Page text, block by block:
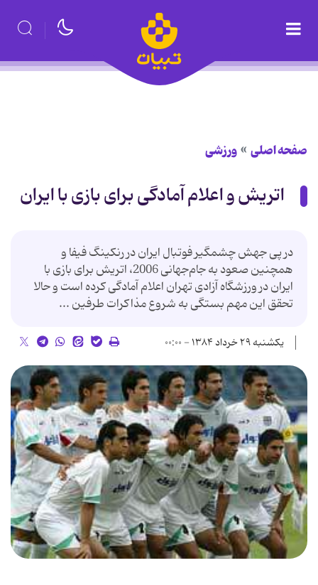
صفحه اصلی ورزشی
اتریش‌ و اعلام‌ آمادگى‌ براى‌ بازى‌ با ایران‌
در پى‌ جهش‌ چشمگیر فوتبال‌ ایران‌ در رنکینگ‌ فیفا و
همچنین‌ صعود به‌ جام‌جهانى‌ 2006، اتریش‌ براى‌ بازى‌ با
ایران‌ در ورزشگاه‌ آزادى‌ تهران‌ اعلام‌ آمادگى‌ کرده‌ است‌ و حالا
تحقق‌ این‌ مهم‌ بستگى‌ به‌ شروع‌ مذاکرات‌ طرفین‌ ...
یکشنبه ۲۹ خرداد ۱۳۸۴ - ۰۰:۰۰